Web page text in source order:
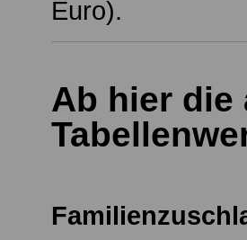
Euro).
Ab hier die